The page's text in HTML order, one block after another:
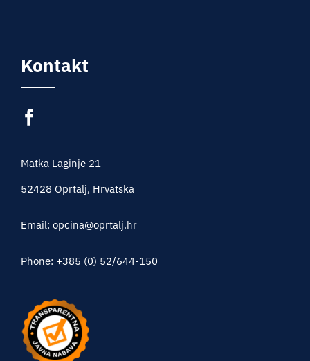
Kontakt
Matka Laginje 21
52428 Oprtalj, Hrvatska
Email: opcina@oprtalj.hr
Phone: +385 (0) 52/644-150